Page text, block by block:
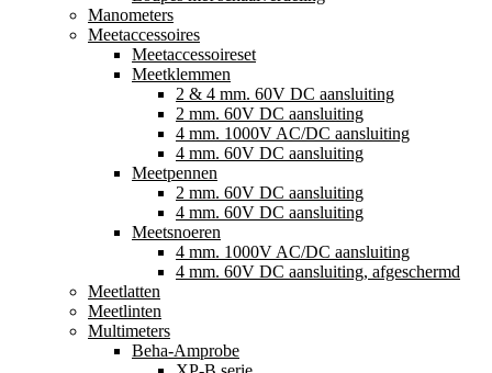
Manometers
Meetaccessoires
Meetaccessoireset
Meetklemmen
2 & 4 mm. 60V DC aansluiting
2 mm. 60V DC aansluiting
4 mm. 1000V AC/DC aansluiting
4 mm. 60V DC aansluiting
Meetpennen
2 mm. 60V DC aansluiting
4 mm. 60V DC aansluiting
Meetsnoeren
4 mm. 1000V AC/DC aansluiting
4 mm. 60V DC aansluiting, afgeschermd
Meetlatten
Meetlinten
Multimeters
Beha-Amprobe